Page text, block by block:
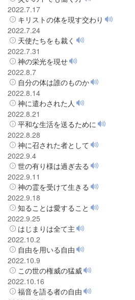
2022.7.17
キリストの体を現す交わり
2022.7.24
天使たちをも裁く
2022.7.31
神の栄光を現せ
2022.8.7
自分の体は誰のものか
2022.8.14
神に遣わされた人
2022.8.21
平和な生活を送るために
2022.8.28
神に召された者として
2022.9.4
世の有り様は過ぎ去る
2022.9.11
神の霊を受けて生きる
2022.9.18
知ることは愛すること
2022.9.25
はじまりは全て主
2022.10.2
自由を用いる自由
2022.10.9
この世の権威の猛威
2022.10.16
福音を語る者の自由